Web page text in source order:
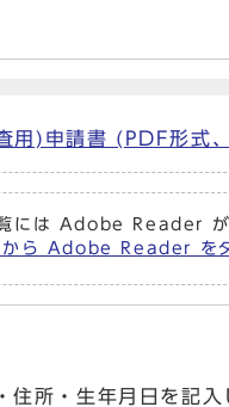
用)申請書 (PDF形
には Adobe Reader が
ら Adobe Reader をダ
所・生年月日を記